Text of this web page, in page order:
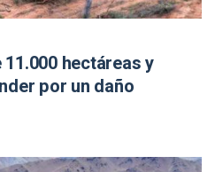
hectáreas y
por un daño